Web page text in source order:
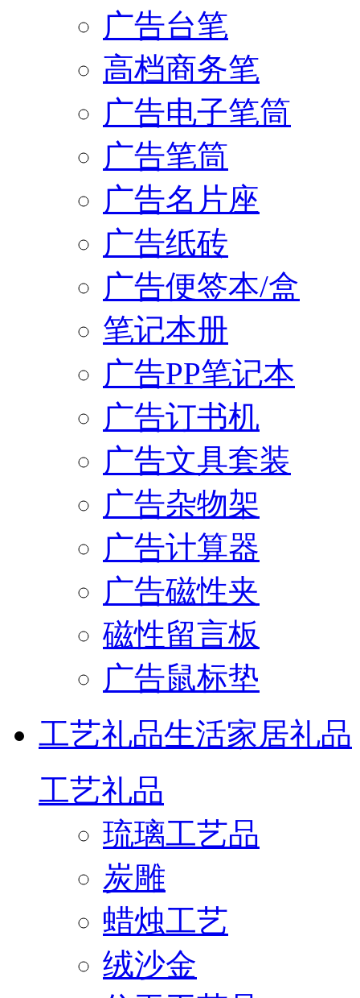
广告台笔
高档商务笔
广告电子笔筒
广告笔筒
广告名片座
广告纸砖
广告便签本/盒
笔记本册
广告PP笔记本
广告订书机
广告文具套装
广告杂物架
广告计算器
广告磁性夹
磁性留言板
广告鼠标垫
工艺礼品生活家居礼品
工艺礼品
琉璃工艺品
炭雕
蜡烛工艺
绒沙金